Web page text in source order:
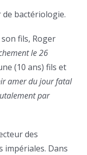
bactériologie.
fils, Roger
le 26
(10 ans) fils et
amer du jour fatal
par
des
impériales. Dans